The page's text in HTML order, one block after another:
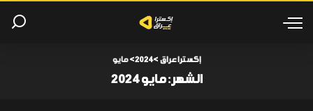
إكسترا عراق >
2024
>مايو
الشهر:مايو 2024